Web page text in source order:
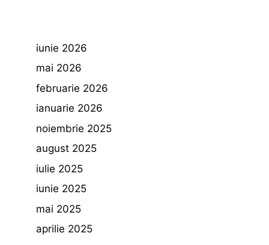
iunie 2026
mai 2026
februarie 2026
ianuarie 2026
noiembrie 2025
august 2025
iulie 2025
iunie 2025
mai 2025
aprilie 2025